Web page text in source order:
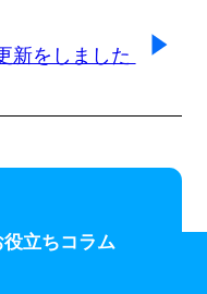
新をしました
役立ちコラム